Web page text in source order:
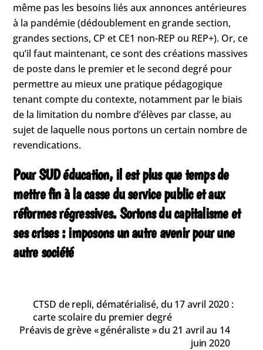
même pas les besoins liés aux annonces antérieures
à la pandémie (dédoublement en grande section,
grandes sections, CP et CE1 non-REP ou REP+). Or, ce
qu’il faut maintenant, ce sont des créations massives
de poste dans le premier et le second degré pour
permettre au mieux une pratique pédagogique
tenant compte du contexte, notamment par le biais
de la limitation du nombre d’élèves par classe, au
sujet de laquelle nous portons un certain nombre de
revendications.
Pour SUD éducation, il est plus que temps de
mettre fin à la casse du service public et aux
réformes régressives. Sortons du capitalisme et
ses crises : imposons un autre avenir pour une
autre société
CTSD de repli, dématérialisé, du 17 avril 2020 :
carte scolaire du premier degré
Préavis de grève « généraliste » du 21 avril au 14
juin 2020